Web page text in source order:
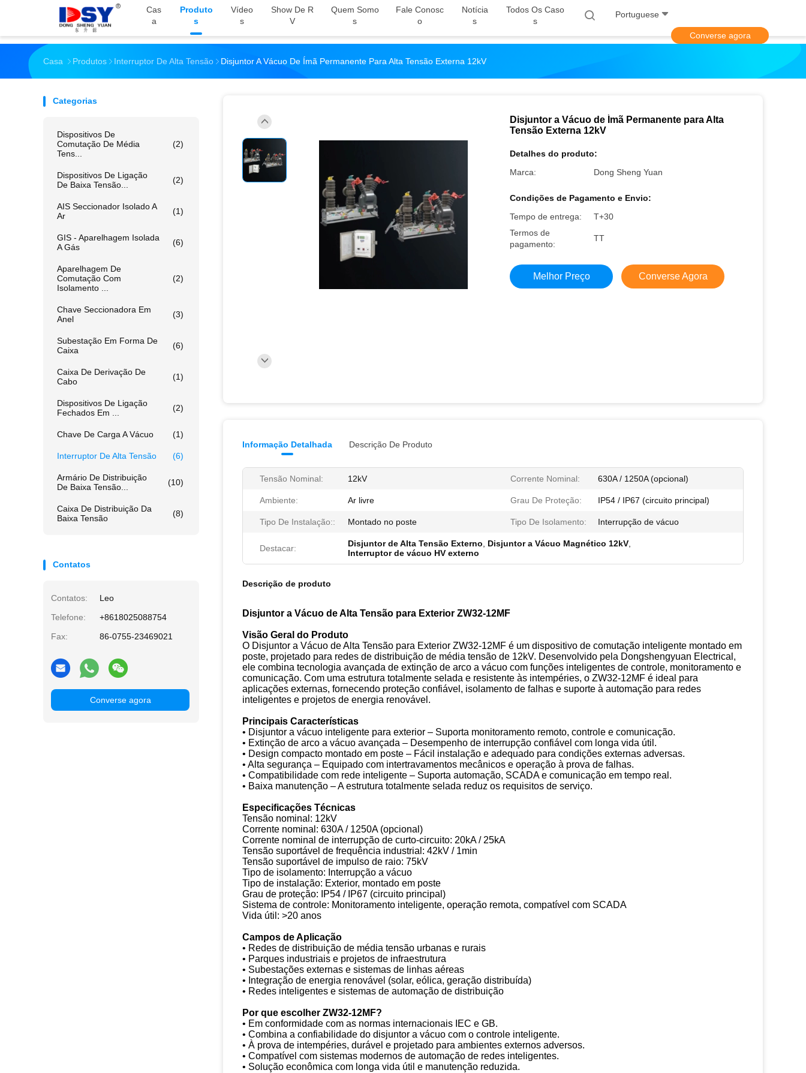
Cas
A
Produto
S
Vídeo
S
Show De R
V
Quem Somo
S
Fale Conosc
O
Notícia
S
Todos Os Caso
S
Portuguese
Converse agora
Casa Produtos Interruptor De Alta Tensão Disjuntor A Vácuo De Ímã Permanente Para Alta Tensão Externa 12kV
Categorias
Dispositivos De
Comutação De Média
Tens...
(2)
Dispositivos De Ligação
De Baixa Tensão...
(2)
AIS Seccionador Isolado A
Ar
(1)
GIS - Aparelhagem Isolada
A Gás
(6)
Aparelhagem De
Comutação Com
Isolamento ...
(2)
Chave Seccionadora Em
Anel
(3)
Subestação Em Forma De
Caixa
(6)
Caixa De Derivação De
Cabo
(1)
Dispositivos De Ligação
Fechados Em ...
(2)
Chave De Carga A Vácuo (1)
Interruptor De Alta Tensão (6)
Armário De Distribuição
De Baixa Tensão...
(10)
Caixa De Distribuição Da
Baixa Tensão
(8)
Contatos
Contatos:
Leo
Telefone:
+8618025088754
Fax:
86-0755-23469021
Converse agora
Disjuntor a Vácuo de Ímã Permanente para Alta
Tensão Externa 12kV
Detalhes do produto:
Marca:
Dong Sheng Yuan
Condições de Pagamento e Envio:
Tempo de entrega:
T+30
Termos de
pagamento:
TT
Melhor Preço Converse Agora
Informação Detalhada Descrição De Produto
Tensão Nominal: 12kV Corrente Nominal: 630A / 1250A (opcional)
Ambiente: Ar livre Grau De Proteção: IP54 / IP67 (circuito principal)
Tipo De Instalação:: Montado no poste Tipo De Isolamento: Interrupção de vácuo
Destacar: Disjuntor de Alta Tensão Externo, Disjuntor a Vácuo Magnético 12kV,
Interruptor de vácuo HV externo
Descrição de produto
Disjuntor a Vácuo de Alta Tensão para Exterior ZW32-12MF
Visão Geral do Produto
O Disjuntor a Vácuo de Alta Tensão para Exterior ZW32-12MF é um dispositivo de comutação inteligente montado em
poste, projetado para redes de distribuição de média tensão de 12kV. Desenvolvido pela Dongshengyuan Electrical,
ele combina tecnologia avançada de extinção de arco a vácuo com funções inteligentes de controle, monitoramento e
comunicação. Com uma estrutura totalmente selada e resistente às intempéries, o ZW32-12MF é ideal para
aplicações externas, fornecendo proteção confiável, isolamento de falhas e suporte à automação para redes
inteligentes e projetos de energia renovável.
Principais Características
• Disjuntor a vácuo inteligente para exterior – Suporta monitoramento remoto, controle e comunicação.
• Extinção de arco a vácuo avançada – Desempenho de interrupção confiável com longa vida útil.
• Design compacto montado em poste – Fácil instalação e adequado para condições externas adversas.
• Alta segurança – Equipado com intertravamentos mecânicos e operação à prova de falhas.
• Compatibilidade com rede inteligente – Suporta automação, SCADA e comunicação em tempo real.
• Baixa manutenção – A estrutura totalmente selada reduz os requisitos de serviço.
Especificações Técnicas
Tensão nominal: 12kV
Corrente nominal: 630A / 1250A (opcional)
Corrente nominal de interrupção de curto-circuito: 20kA / 25kA
Tensão suportável de frequência industrial: 42kV / 1min
Tensão suportável de impulso de raio: 75kV
Tipo de isolamento: Interrupção a vácuo
Tipo de instalação: Exterior, montado em poste
Grau de proteção: IP54 / IP67 (circuito principal)
Sistema de controle: Monitoramento inteligente, operação remota, compatível com SCADA
Vida útil: >20 anos
Campos de Aplicação
• Redes de distribuição de média tensão urbanas e rurais
• Parques industriais e projetos de infraestrutura
• Subestações externas e sistemas de linhas aéreas
• Integração de energia renovável (solar, eólica, geração distribuída)
• Redes inteligentes e sistemas de automação de distribuição
Por que escolher ZW32-12MF?
• Em conformidade com as normas internacionais IEC e GB.
• Combina a confiabilidade do disjuntor a vácuo com o controle inteligente.
• À prova de intempéries, durável e projetado para ambientes externos adversos.
• Compatível com sistemas modernos de automação de redes inteligentes.
• Solução econômica com longa vida útil e manutenção reduzida.